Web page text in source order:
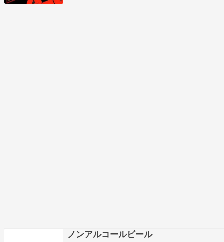
ノンアルコールビール